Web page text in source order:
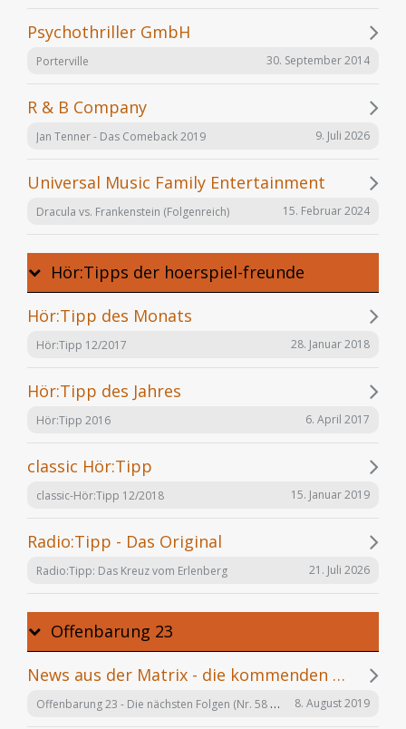
Psychothriller GmbH
Porterville 30. September 2014
R & B Company
Jan Tenner - Das Comeback 2019 9. Juli 2026
Universal Music Family Entertainment
Dracula vs. Frankenstein (Folgenreich) 15. Februar 2024
Hör:Tipps der hoerspiel-freunde
Hör:Tipp des Monats
Hör:Tipp 12/2017 28. Januar 2018
Hör:Tipp des Jahres
Hör:Tipp 2016 6. April 2017
classic Hör:Tipp
classic-Hör:Tipp 12/2018 15. Januar 2019
Radio:Tipp - Das Original
Radio:Tipp: Das Kreuz vom Erlenberg 21. Juli 2026
Offenbarung 23
News aus der Matrix - die kommenden Folgen
Offenbarung 23 - Die nächsten Folgen (Nr. 58 bis X) 8. August 2019